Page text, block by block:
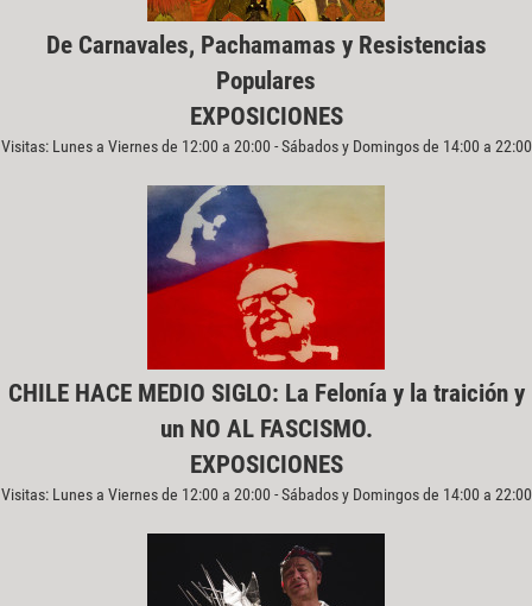
De Carnavales, Pachamamas y Resistencias
Populares
EXPOSICIONES
Visitas: Lunes a Viernes de 12:00 a 20:00 - Sábados y Domingos de 14:00 a 22:00
CHILE HACE MEDIO SIGLO: La Felonía y la traición y
un NO AL FASCISMO.
EXPOSICIONES
Visitas: Lunes a Viernes de 12:00 a 20:00 - Sábados y Domingos de 14:00 a 22:00